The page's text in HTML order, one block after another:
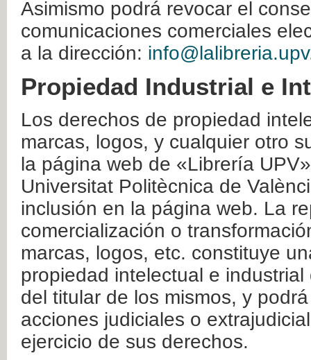
Asimismo podrá revocar el
comunicaciones comerciales
a la dirección:
Propiedad Industrial e
Los derechos de propiedad
marcas, logos, y cualquier otro
la página web de «Librería
Universitat Politècnica de
inclusión en la página web. La
comercialización o
marcas, logos, etc. constituye
propiedad intelectual e
del titular de los mismos, y
acciones judiciales o
ejercicio de sus derechos.